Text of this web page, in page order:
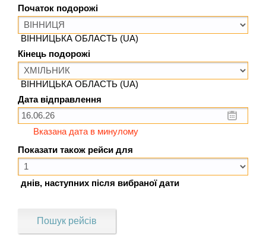
Початок подорожі
ВІННИЦЬКА ОБЛАСТЬ (UA)
Кінець подорожі
ВІННИЦЬКА ОБЛАСТЬ (UA)
Дата відправлення
Вказана дата в минулому
Показати також рейси для
днів, наступних після вибраної дати
Пошук рейсів